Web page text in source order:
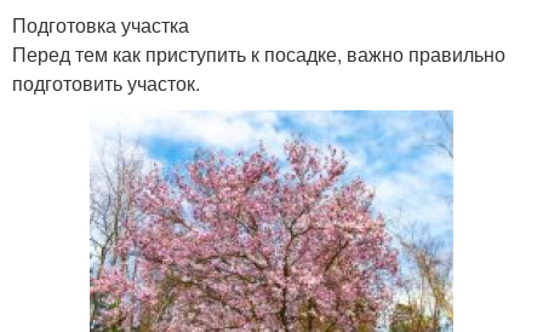
Подготовка участка
Перед тем как приступить к посадке, важно правильно
подготовить участок.